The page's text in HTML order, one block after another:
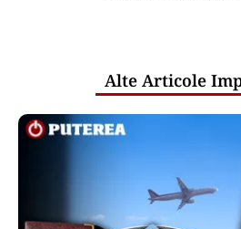
Alte Articole